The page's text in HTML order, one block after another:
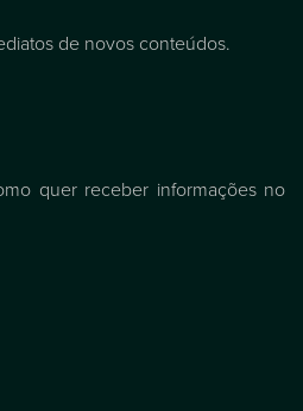
de novos conteúdos.
quer receber informações no